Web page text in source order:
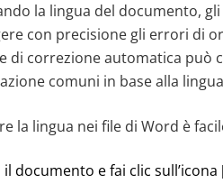
la lingua del documento,
con precisione gli errori di
di correzione automatica può
comuni in base alla
la lingua nei file di Word è
documento e fai clic